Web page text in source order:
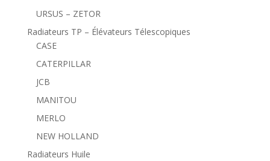
URSUS – ZETOR
Radiateurs TP – Élévateurs Télescopiques
CASE
CATERPILLAR
JCB
MANITOU
MERLO
NEW HOLLAND
Radiateurs Huile